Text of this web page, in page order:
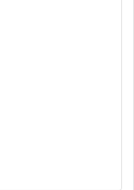
మొత్తం